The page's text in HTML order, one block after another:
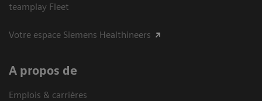
teamplay Fleet
Votre espace Siemens Healthineers
A propos de
Emplois & carrières